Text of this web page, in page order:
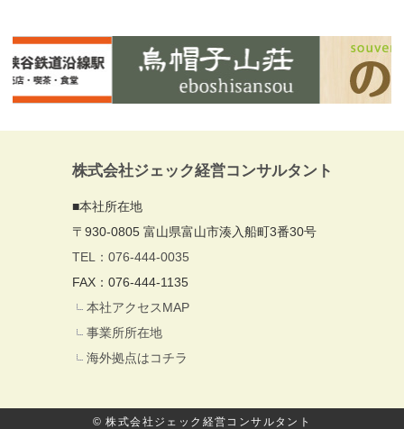
株式会社ジェック経営コンサルタント
■本社所在地
〒930-0805 富山県富山市湊入船町3番30号
TEL：076-444-0035
FAX：076-444-1135
本社アクセスMAP
事業所所在地
海外拠点はコチラ
© 株式会社ジェック経営コンサルタント